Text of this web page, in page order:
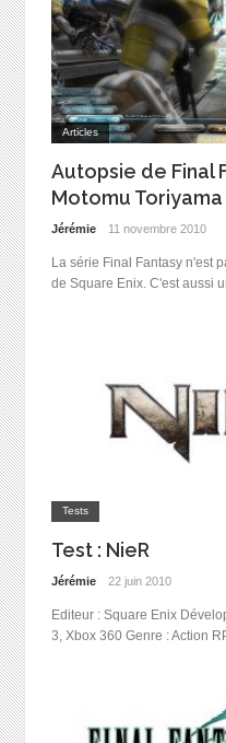
Articles
Autopsie de Final
Motomu
Jérémie 11 novembre 2010
La série Final Fantasy n'est
de Square Enix. C'est aussi
Tests
Test : NieR
Jérémie 22 juin 2010
Editeur : Square Enix
3, Xbox 360 Genre : Action